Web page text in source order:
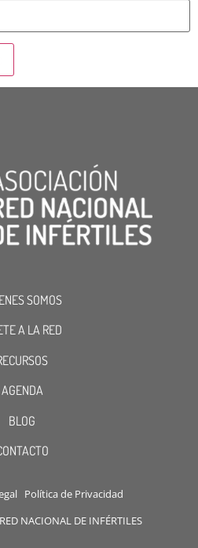
SOMOS
A LA RED
AGENDA
BLOG
Política de Privacidad
NACIONAL DE INFÉRTILES